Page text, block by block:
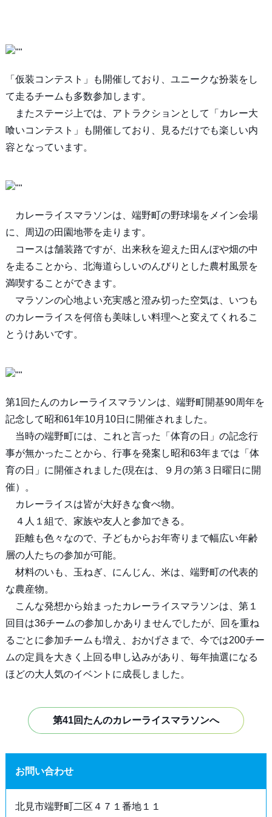
「仮装コンテスト」も開催しており、ユニークな扮装をし
て走るチームも多数参加します。
またステージ上では、アトラクションとして「カレー大
喰いコンテスト」も開催しており、見るだけでも楽しい内
容となっています。
カレーライスマラソンは、端野町の野球場をメイン会場
に、周辺の田園地帯を走ります。
コースは舗装路ですが、出来秋を迎えた田んぼや畑の中
を走ることから、北海道らしいのんびりとした農村風景を
満喫することができます。
マラソンの心地よい充実感と澄み切った空気は、いつも
のカレーライスを何倍も美味しい料理へと変えてくれるこ
とうけあいです。
第1回たんのカレーライスマラソンは、端野町開基90周年を
記念して昭和61年10月10日に開催されました。
当時の端野町には、これと言った「体育の日」の記念行
事が無かったことから、行事を発案し昭和63年までは「体
育の日」に開催されました(現在は、９月の第３日曜日に開
催）。
カレーライスは皆が大好きな食べ物。
４人１組で、家族や友人と参加できる。
距離も色々なので、子どもからお年寄りまで幅広い年齢
層の人たちの参加が可能。
材料のいも、玉ねぎ、にんじん、米は、端野町の代表的
な農産物。
こんな発想から始まったカレーライスマラソンは、第１
回目は36チームの参加しかありませんでしたが、回を重ね
るごとに参加チームも増え、おかげさまで、今では200チー
ムの定員を大きく上回る申し込みがあり、毎年抽選になる
ほどの大人気のイベントに成長しました。
第41回たんのカレーライスマラソンへ
お問い合わせ
北見市端野町二区４７１番地１１